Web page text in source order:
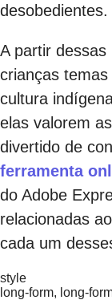
desobedientes.
A partir
crianças
cultura
elas valorem
divertido de
ferramenta
do Adobe
relacionadas
cada um
style
long-form, long-